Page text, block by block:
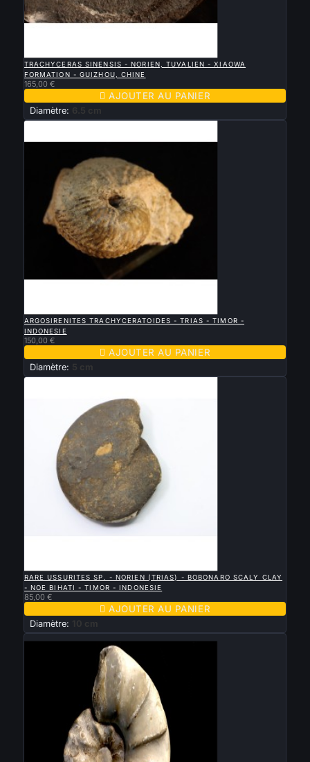
TRACHYCERAS SINENSIS - NORIEN, TUVALIEN - XIAOWA
FORMATION - GUIZHOU, CHINE
165,00 €
 AJOUTER AU PANIER
Diamètre: 6.5 cm
ARGOSIRENITES TRACHYCERATOIDES - TRIAS - TIMOR -
INDONESIE
150,00 €
 AJOUTER AU PANIER
Diamètre: 5 cm
RARE USSURITES SP. - NORIEN (TRIAS) - BOBONARO SCALY CLAY
- NOE BIHATI - TIMOR - INDONESIE
85,00 €
 AJOUTER AU PANIER
Diamètre: 10 cm
Nouveau